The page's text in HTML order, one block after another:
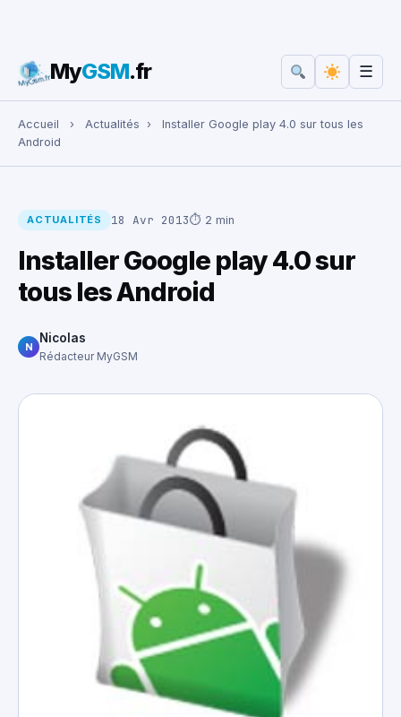
Rechercher :
MyGSM.fr ☰
Accueil › Actualités ›
Installer Google play 4.0 sur tous les
Android
ACTUALITÉS 18 Avr 2013⏱ 2 min
Installer Google play 4.0 sur
tous les Android
N
Nicolas
Rédacteur MyGSM